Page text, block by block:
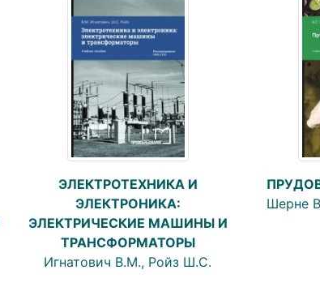
ЭЛЕКТРОТЕХНИКА И
ЭЛЕКТРОНИКА:
ЭЛЕКТРИЧЕСКИЕ МАШИНЫ И
ТРАНСФОРМАТОРЫ
Игнатович В.М., Ройз Ш.С.
Шерне